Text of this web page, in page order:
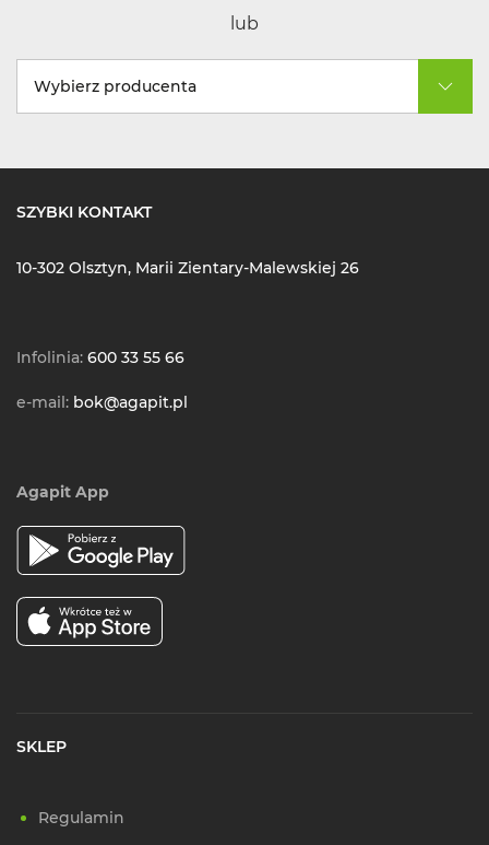
lub
Wybierz producenta
SZYBKI KONTAKT
10-302 Olsztyn, Marii Zientary-Malewskiej 26
Infolinia: 600 33 55 66
e-mail: bok@agapit.pl
Agapit App
SKLEP
Regulamin